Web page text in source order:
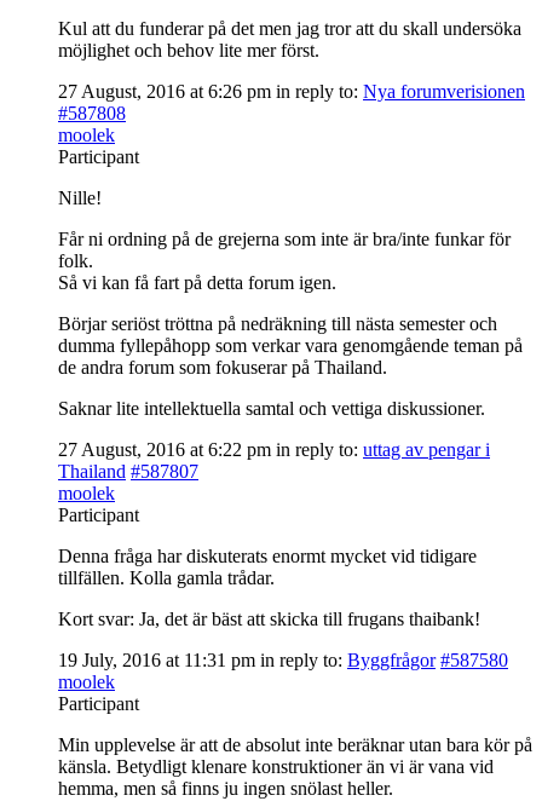
Kul att du funderar på det men jag tror att du skall undersöka
möjlighet och behov lite mer först.
27 August, 2016 at 6:26 pm in reply to: Nya forumverisionen
#587808
moolek
Participant
Nille!
Får ni ordning på de grejerna som inte är bra/inte funkar för
folk.
Så vi kan få fart på detta forum igen.
Börjar seriöst tröttna på nedräkning till nästa semester och
dumma fyllepåhopp som verkar vara genomgående teman på
de andra forum som fokuserar på Thailand.
Saknar lite intellektuella samtal och vettiga diskussioner.
27 August, 2016 at 6:22 pm in reply to: uttag av pengar i
Thailand #587807
moolek
Participant
Denna fråga har diskuterats enormt mycket vid tidigare
tillfällen. Kolla gamla trådar.
Kort svar: Ja, det är bäst att skicka till frugans thaibank!
19 July, 2016 at 11:31 pm in reply to: Byggfrågor #587580
moolek
Participant
Min upplevelse är att de absolut inte beräknar utan bara kör på
känsla. Betydligt klenare konstruktioner än vi är vana vid
hemma, men så finns ju ingen snölast heller.